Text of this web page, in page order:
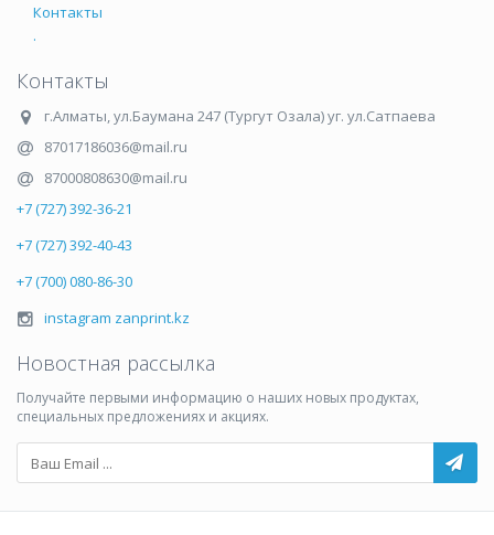
Контакты
.
Контакты
г.Алматы,ул.Баумана 247 (Тургут Озала) уг. ул.Сатпаева
87017186036@mail.ru
87000808630@mail.ru
+7 (727) 392-36-21
+7 (727) 392-40-43
+7 (700) 080-86-30
instagram zanprint.kz
Новостная рассылка
Получайте первыми информацию о наших новых продуктах,
специальных предложениях и акциях.